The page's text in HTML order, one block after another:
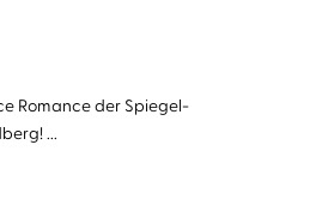
Romance der Spiegel-
...